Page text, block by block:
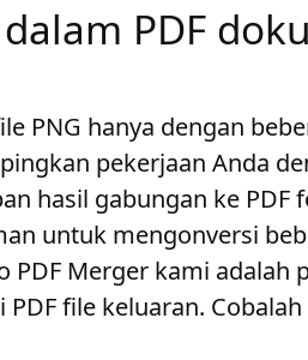
PDF
PNG hanya dengan
pekerjaan Anda
hasil gabungan ke PDF
untuk mengonversi
PDF Merger kami adalah
file keluaran.